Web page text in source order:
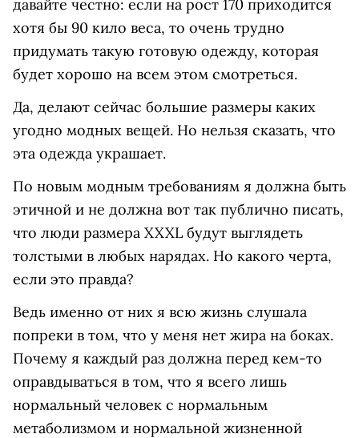
давайте честно: если на рост 170 приходится
хотя бы 90 кило веса, то очень трудно
придумать такую готовую одежду, которая
будет хорошо на всем этом смотреться.
Да, делают сейчас большие размеры каких
угодно модных вещей. Но нельзя сказать, что
эта одежда украшает.
По новым модным требованиям я должна быть
этичной и не должна вот так публично писать,
что люди размера XXXL будут выглядеть
толстыми в любых нарядах. Но какого черта,
если это правда?
Ведь именно от них я всю жизнь слушала
попреки в том, что у меня нет жира на боках.
Почему я каждый раз должна перед кем-то
оправдываться в том, что я всего лишь
нормальный человек с нормальным
метаболизмом и нормальной жизненной